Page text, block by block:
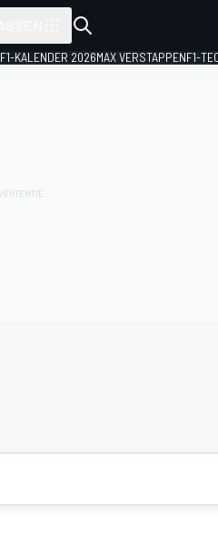
F1-KALENDER 2026MAX VERSTAPPENF1-